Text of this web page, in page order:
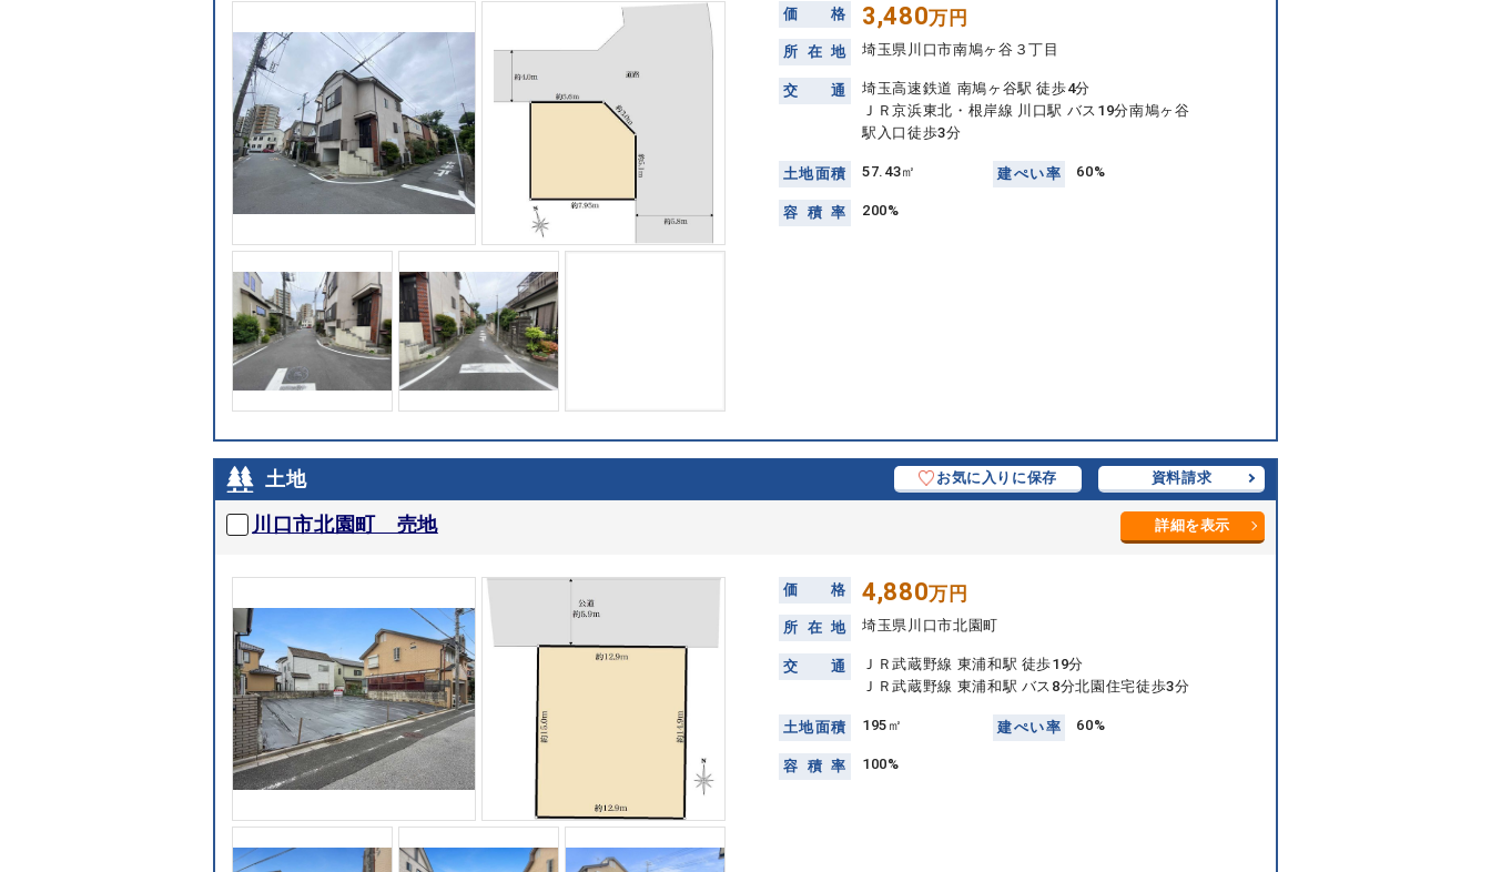
価 格 3,480万円
所 在 地 埼玉県川口市南鳩ヶ谷３丁目
交 通
埼玉高速鉄道 南鳩ヶ谷駅 徒歩4分
ＪＲ京浜東北・根岸線 川口駅 バス19分南鳩ヶ谷
駅入口徒歩3分
土地面積 57.43㎡ 建ぺい率 60%
容 積 率 200%
土地 お気に入りに保存 資料請求
川口市北園町 売地 詳細を表示
価 格 4,880万円
所 在 地 埼玉県川口市北園町
交 通
ＪＲ武蔵野線 東浦和駅 徒歩19分
ＪＲ武蔵野線 東浦和駅 バス8分北園住宅徒歩3分
土地面積 195㎡ 建ぺい率 60%
容 積 率 100%